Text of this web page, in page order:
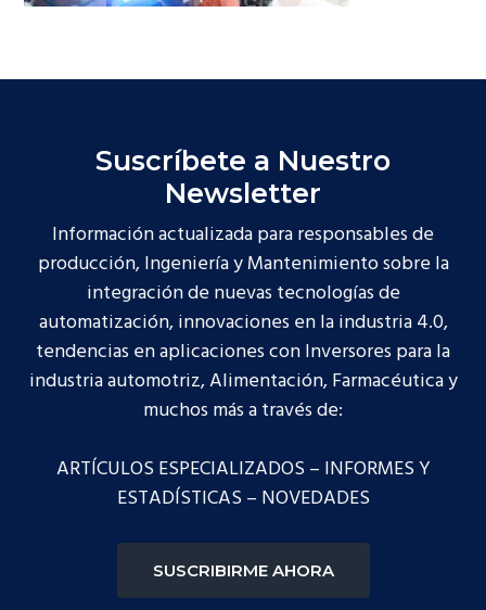
Suscríbete a Nuestro
Newsletter
Información actualizada para responsables de
producción, Ingeniería y Mantenimiento sobre la
integración de nuevas tecnologías de
automatización, innovaciones en la industria 4.0,
tendencias en aplicaciones con Inversores para la
industria automotriz, Alimentación, Farmacéutica y
muchos más a través de:
ARTÍCULOS ESPECIALIZADOS – INFORMES Y
ESTADÍSTICAS – NOVEDADES
SUSCRIBIRME AHORA